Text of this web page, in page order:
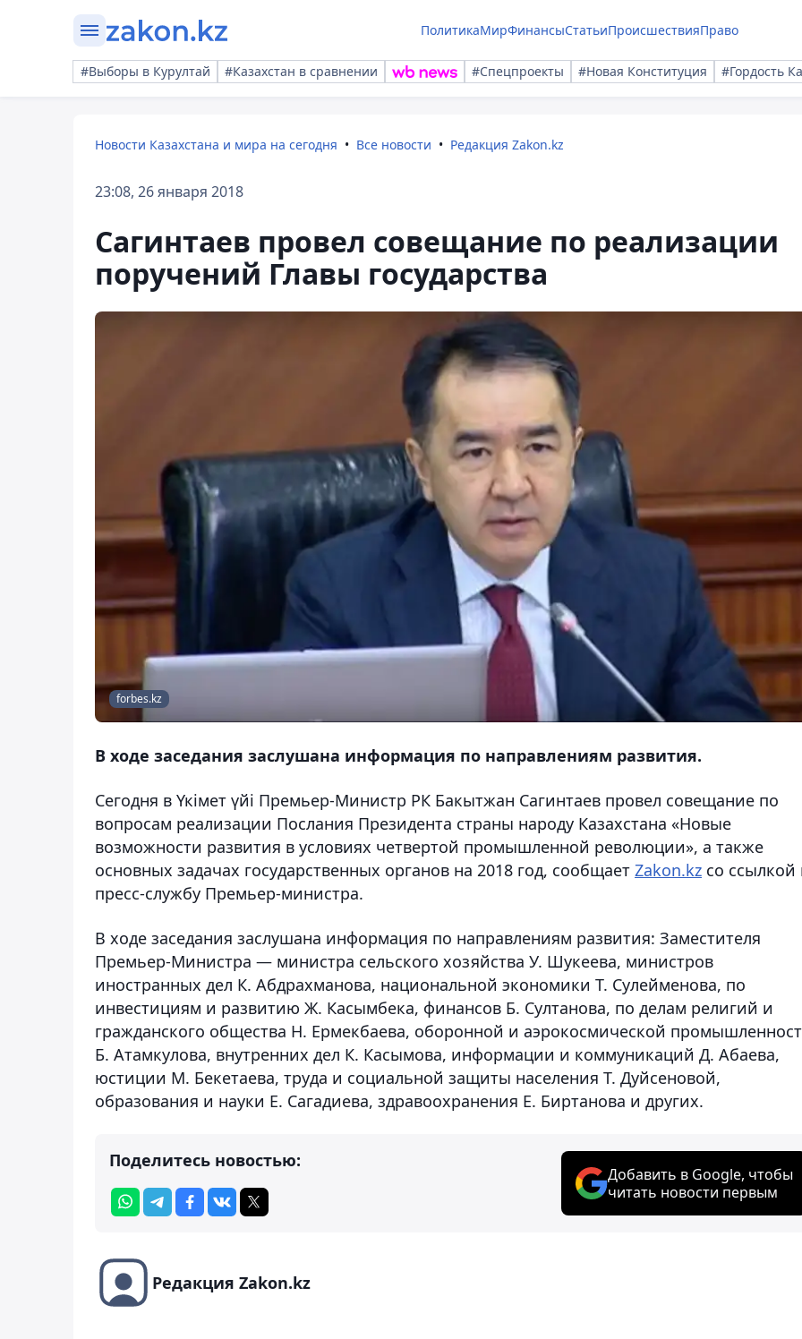
ПолитикаМирФинансыСтатьиПроисшествияПраво
#Выборы в Курултай #Казахстан в сравнении #Спецпроекты #Новая Конституция #Гордость
Новости Казахстана и мира на сегодня Все новости Редакция Zakon.kz
23:08, 26 января 2018
Сагинтаев провел совещание по реализации
поручений Главы государства
forbes.kz
В ходе заседания заслушана информация по направлениям развития.
Сегодня в Үкімет үйі Премьер-Министр РК Бакытжан Сагинтаев провел совещание по
вопросам реализации Послания Президента страны народу Казахстана «Новые
возможности развития в условиях четвертой промышленной революции», а также
основных задачах государственных органов на 2018 год, сообщает Zakon.kz со ссылкой
пресс-службу Премьер-министра.
В ходе заседания заслушана информация по направлениям развития: Заместителя
Премьер-Министра — министра сельского хозяйства У. Шукеева, министров
иностранных дел К. Абдрахманова, национальной экономики Т. Сулейменова, по
инвестициям и развитию Ж. Касымбека, финансов Б. Султанова, по делам религий и
гражданского общества Н. Ермекбаева, оборонной и аэрокосмической
Б. Атамкулова, внутренних дел К. Касымова, информации и коммуникаций Д. Абаева,
юстиции М. Бекетаева, труда и социальной защиты населения Т. Дуйсеновой,
образования и науки Е. Сагадиева, здравоохранения Е. Биртанова и других.
Поделитесь новостью:
Добавить в Google, чтобы
читать новости первым
Редакция Zakon.kz